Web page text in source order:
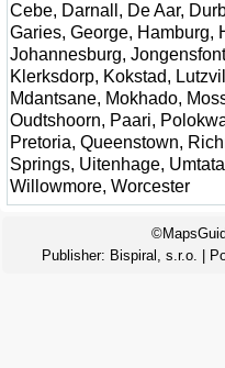
Cebe, Darnall, De Aar,
Garies, George, Hamburg,
Johannesburg,
Klerksdorp, Kokstad,
Mdantsane, Mokhado,
Oudtshoorn, Paari,
Pretoria, Queenstown,
Springs, Uitenhage,
Willowmore, Worcester
Publisher: Bispiral, s.r.o.